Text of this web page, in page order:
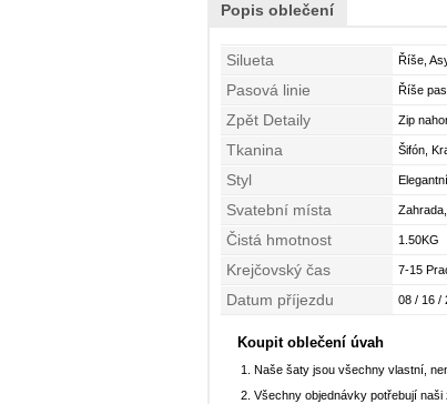
Popis oblečení
Silueta Říše,
Pasová linie Říše
Zpět Detaily Zip
Tkanina Šifón,
Styl
Svatební místa
Čistá hmotnost 1.50KG
Krejčovský čas 7-15
Datum příjezdu 08 / 16 /
Koupit oblečení úvah
Naše šaty jsou všechny vlastní,
Všechny objednávky potřebují